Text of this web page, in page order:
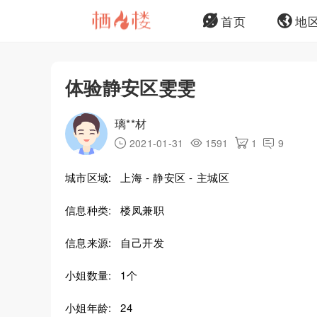
首页 地
体验静安区雯雯
璃**材
2021-01-31 1591 1 9
城市区域: 上海 - 静安区 - 主城区
信息种类: 楼凤兼职
信息来源: 自己开发
小姐数量: 1个
小姐年龄: 24